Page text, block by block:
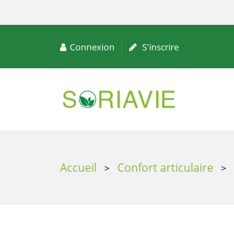
Connexion S'inscrire
Accueil > Confort articulaire >